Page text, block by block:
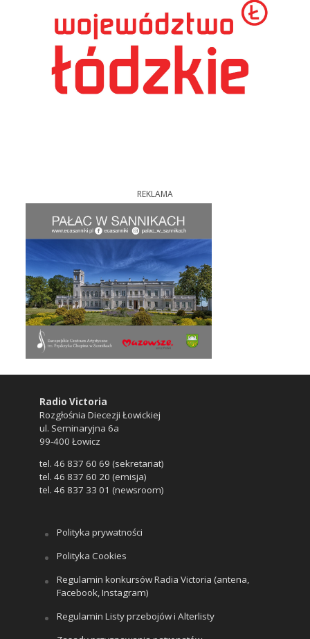
REKLAMA
Radio Victoria
Rozgłośnia Diecezji Łowickiej
ul. Seminaryjna 6a
99-400 Łowicz
tel. 46 837 60 69 (sekretariat)
tel. 46 837 60 20 (emisja)
tel. 46 837 33 01 (newsroom)
Polityka prywatności
Polityka Cookies
Regulamin konkursów Radia Victoria (antena,
Facebook, Instagram)
Regulamin Listy przebojów i Alterlisty